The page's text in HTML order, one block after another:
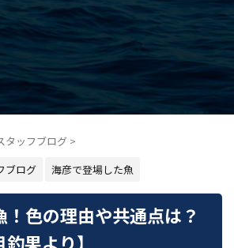
タッフブログ >
ブログ 海彦で登場した魚
色の理由や共通点は？
果より】